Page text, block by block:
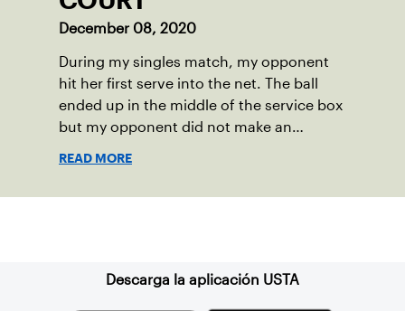
December 08, 2020
During my singles match, my opponent
hit her first serve into the net. The ball
ended up in the middle of the service box
but my opponent did not make an
READ MORE
Descarga la aplicación USTA